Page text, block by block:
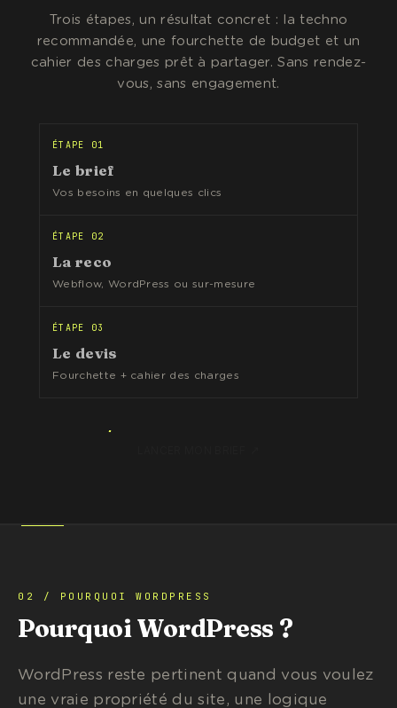
Trois étapes, un résultat concret : la techno
recommandée, une fourchette de budget et un
cahier des charges prêt à partager. Sans rendez-
vous, sans engagement.
ÉTAPE 01
Le brief
Vos besoins en quelques clics
ÉTAPE 02
La reco
Webflow, WordPress ou sur-mesure
ÉTAPE 03
Le devis
Fourchette + cahier des charges
02 / POURQUOI WORDPRESS
Pourquoi WordPress ?
WordPress reste pertinent quand vous voulez
une vraie propriété du site, une logique